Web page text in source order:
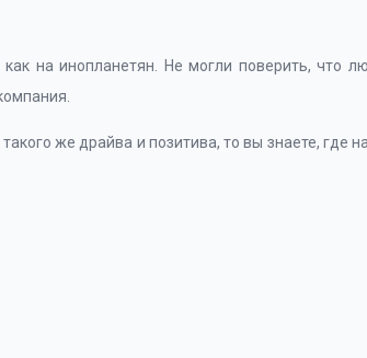
на инопланетян. Не могли поверить, что
же драйва и позитива, то вы знаете, где